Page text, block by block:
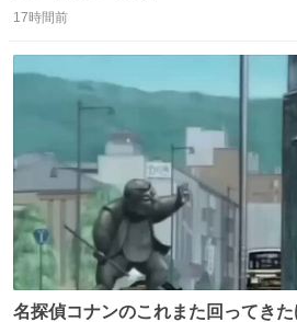
信
ポ
17時間前
名探偵コナンのこれまた回ってき